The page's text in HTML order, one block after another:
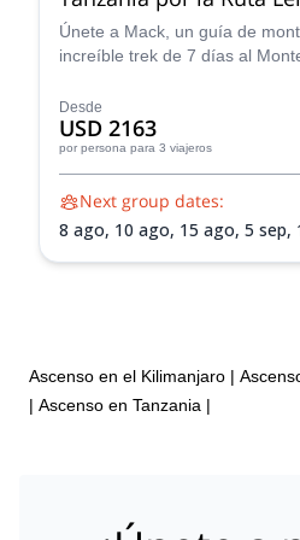
Nicky came and sorted out
she made the changes needed
Siriwa travel). In short “UNIQUE
Park”. ⭐️⭐️⭐️⭐️⭐️
Arusha
Únete a Mack, un guía de
increíble trek de 7 días al
Desde
USD 2163
por persona para 3 viajeros
Next group dates:
8 ago, 10 ago, 15 ago, 5 sep,
Ascenso en el Kilimanjaro |
| Ascenso en Tanzania |